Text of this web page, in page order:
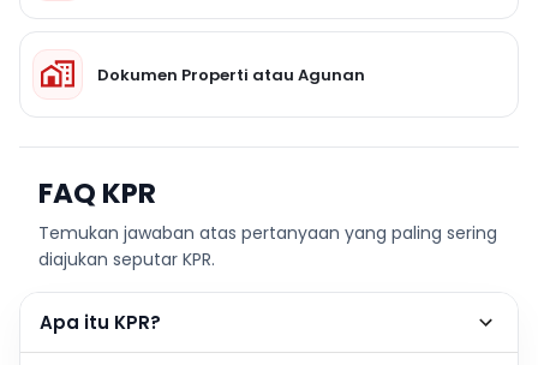
Dokumen Properti atau Agunan
FAQ KPR
Temukan jawaban atas pertanyaan yang paling sering
diajukan seputar KPR.
Apa itu KPR?